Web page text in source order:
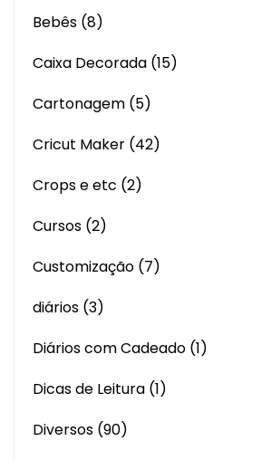
Bebês (8)
Caixa Decorada (15)
Cartonagem (5)
Cricut Maker (42)
Crops e etc (2)
Cursos (2)
Customização (7)
diários (3)
Diários com Cadeado (1)
Dicas de Leitura (1)
Diversos (90)